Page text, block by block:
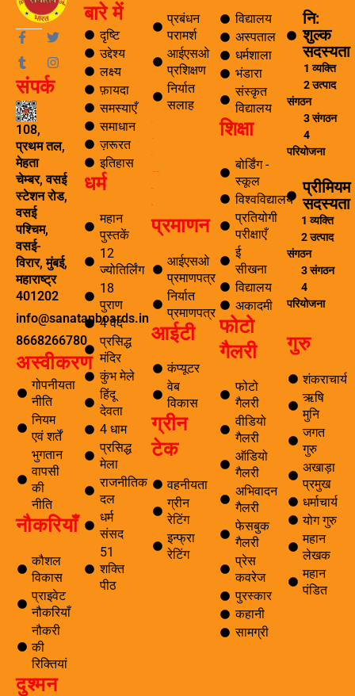
F
a
c
e
b
o
o
k
-
f
T
i
t
T
u
m
b
l
r
I
s
a
m
संपर्क
108,
प्रथम तल,
मेहता
चेम्बर, वसई
स्टेशन रोड,
वसई
पश्चिम,
वसई-
विरार, मुंबई,
महाराष्ट्र
401202
info@sanatanboards.in
8668266780
अस्वीकरण
गोपनीयता
नीति
नियम
एवं शर्तें
भुगतान
वापसी
की
नीति
नौकरियाँ
कौशल
विकास
प्राइवेट
नौकरियाँ
नौकरी
की
रिक्तियां
दुश्मन
बारे में
दृष्टि
उद्देश्य
लक्ष्य
फ़ायदा
समस्याएँ
समाधान
ज़रूरत
इतिहास
धर्म
महान
पुस्तकें
12
ज्योतिर्लिंग
18
पुराण
4 वेद
प्रसिद्ध
मंदिर
कुंभ मेले
हिंदू
देवता
4 धाम
प्रसिद्ध
मेला
राजनीतिक
दल
धर्म
संसद
51
शक्ति
पीठ
प्रबंधन
परामर्श
आईएसओ
प्रशिक्षण
निर्यात
सलाह
प्रमाणन
आईएसओ
प्रमाणपत्र
निर्यात
प्रमाणपत्र
आईटी
कंप्यूटर
वेब
विकास
ग्रीन
टेक
वहनीयता
ग्रीन
रेटिंग
इन्फ्रा
रेटिंग
विद्यालय
अस्पताल
धर्मशाला
भंडारा
संस्कृत
विद्यालय
शिक्षा
बोर्डिंग -
स्कूल
विश्वविद्यालय
प्रतियोगी
परीक्षाएँ
ई
सीखना
विद्यालय
अकादमी
फोटो
गैलरी
फोटो
गैलरी
वीडियो
गैलरी
ऑडियो
गैलरी
अभिवादन
गैलरी
फेसबुक
गैलरी
प्रेस
कवरेज
पुरस्कार
कहानी
सामग्री
नि:
शुल्क
सदस्यता
1 व्यक्ति
2 उत्पाद
संगठन
3 संगठन
4
परियोजना
प्रीमियम
सदस्यता
1 व्यक्ति
2 उत्पाद
संगठन
3 संगठन
4
परियोजना
गुरु
शंकराचार्य
ऋषि
मुनि
जगत
गुरु
अखाड़ा
प्रमुख
धर्माचार्य
योग गुरु
महान
लेखक
महान
पंडित